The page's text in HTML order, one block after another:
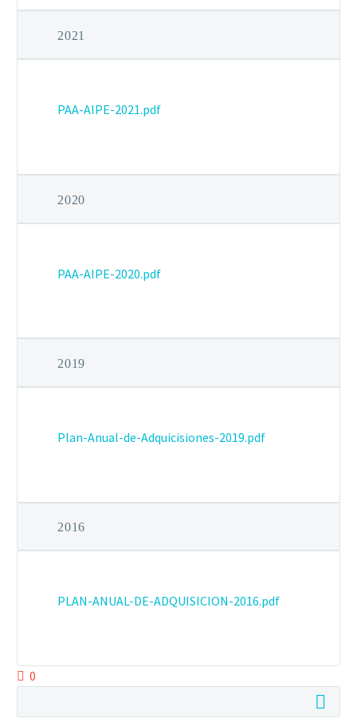
2021
PAA-AIPE-2021.pdf
2020
PAA-AIPE-2020.pdf
2019
Plan-Anual-de-Adquicisiones-2019.pdf
2016
PLAN-ANUAL-DE-ADQUISICION-2016.pdf
0